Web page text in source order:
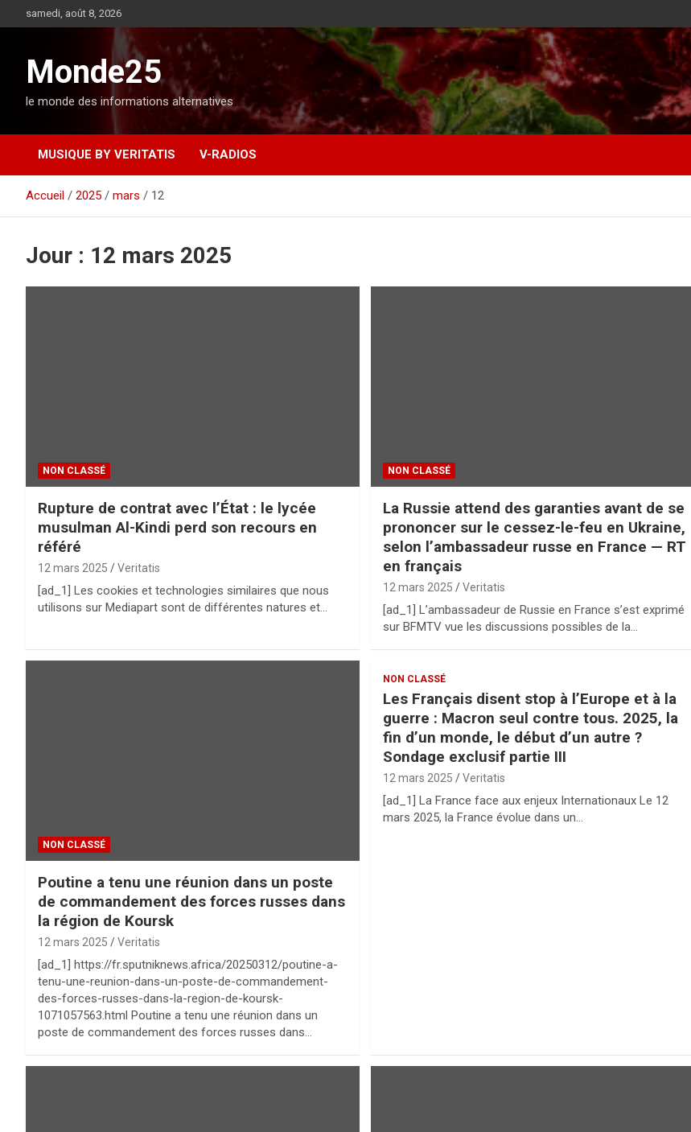
l
t
samedi, août 8, 2026
Monde25
le monde des informations alternatives
MUSIQUE BY VERITATIS V-RADIOS
Accueil 2025 mars 12
Jour : 12 mars 2025
NON CLASSÉ
Rupture de contrat avec l’État : le lycée
musulman Al-Kindi perd son recours en
référé
12 mars 2025 Veritatis
[ad_1] Les cookies et technologies similaires que nous
utilisons sur Mediapart sont de différentes natures et…
NON CLASSÉ
La Russie attend des garanties avant de se
prononcer sur le cessez-le-feu en Ukraine,
selon l’ambassadeur russe en France — RT
en français
12 mars 2025 Veritatis
[ad_1] L’ambassadeur de Russie en France s’est exprimé
sur BFMTV vue les discussions possibles de la…
NON CLASSÉ
Poutine a tenu une réunion dans un poste
de commandement des forces russes dans
la région de Koursk
12 mars 2025 Veritatis
[ad_1] https://fr.sputniknews.africa/20250312/poutine-a-
tenu-une-reunion-dans-un-poste-de-commandement-
des-forces-russes-dans-la-region-de-koursk-
1071057563.html Poutine a tenu une réunion dans un
poste de commandement des forces russes dans…
NON CLASSÉ
Les Français disent stop à l’Europe et à la
guerre : Macron seul contre tous. 2025, la
fin d’un monde, le début d’un autre ?
Sondage exclusif partie III
12 mars 2025 Veritatis
[ad_1] La France face aux enjeux Internationaux Le 12
mars 2025, la France évolue dans un…